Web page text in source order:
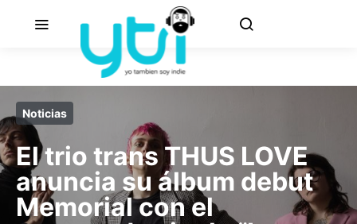
Noticias
El trio trans THUS LOVE
anuncia su álbum debut
Memorial con el